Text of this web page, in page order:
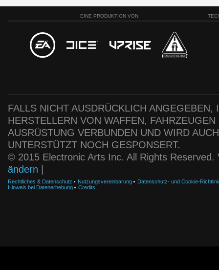
EINE PRODUKTION VON
FALLS NICHT AUSDRÜCKLICH
HERSTELLERN VON WAFFEN,
AUSRÜSTUNG VERBUNDEN UND WIRD
UNTERSTÜTZT NOCH GESPONSERT.
© 2015 Electronic Arts Inc. All Rights
ändern
Rechtliches & Datenschutz Nutzungsvereinbarung
Datenschutz- und Cookie-
Hinweis bei Datenerhebung
Credits